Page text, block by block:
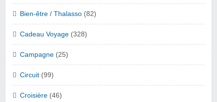
Bien-être / Thalasso (82)
Cadeau Voyage (328)
Campagne (25)
Circuit (99)
Croisière (46)